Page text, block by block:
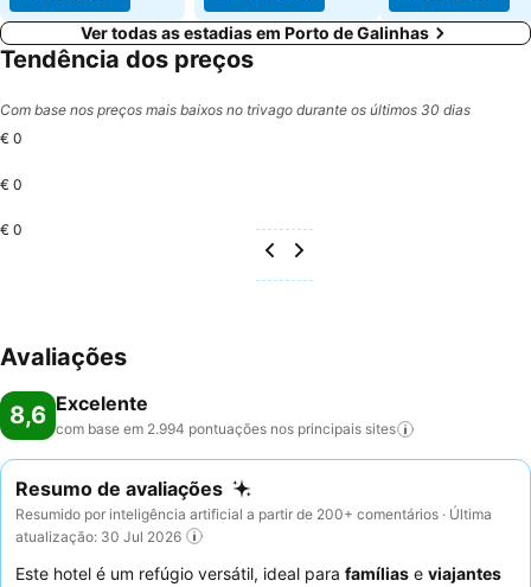
Ver todas as estadias em Porto de Galinhas
Tendência dos preços
Com base nos preços mais baixos no trivago durante os últimos 30 dias
€ 0
€ 0
€ 0
Avaliações
8,6 Excelente
com base em 2.994 pontuações nos principais sites
Resumo de avaliações
Resumido por inteligência artificial a partir de 200+ comentários · Última
atualização: 30 Jul 2026
Este hotel é um refúgio versátil, ideal para famílias e viajantes